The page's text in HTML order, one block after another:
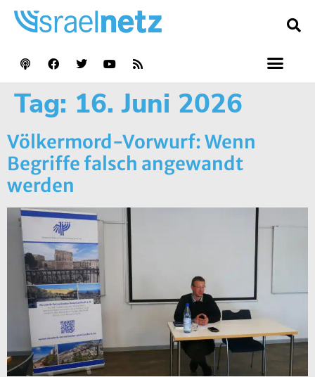
Tag: 16. Juni 2026
Völkermord-Vorwurf: Wenn
Begriffe falsch angewandt
werden